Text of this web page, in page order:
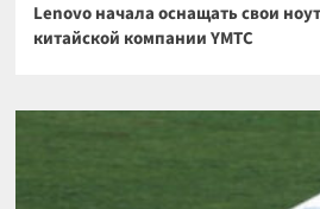
Lenovo начала оснащать свои
китайской компании YMTC